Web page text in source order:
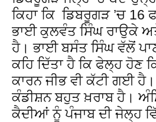
ਕਿਹਾ ਕਿ ਡਿਬਰੂਗੜ ’ਚ 16
ਭਾਈ ਕੁਲਵੰਤ ਸਿੰਘ ਰਾਉਕੇ
ਹੈ। ਭਾਈ ਬਸੰਤ ਸਿੰਘ ਵੱਲੋਂ
ਕਹਿ ਦਿੱਤਾ ਹੈ ਕਿ ਫੇਲ੍ਹ ਹੋਣ
ਕਾਰਨ ਜੀਭ ਵੀ ਕੱਟੀ ਗਈ
ਕੰਡੀਸ਼ਨ ਬਹੁਤ ਖ਼ਰਾਬ ਹੈ।
ਕੈਦੀਆਂ ਨੂੰ ਪੰਜਾਬ ਦੀ ਜੇਲ੍ਹ